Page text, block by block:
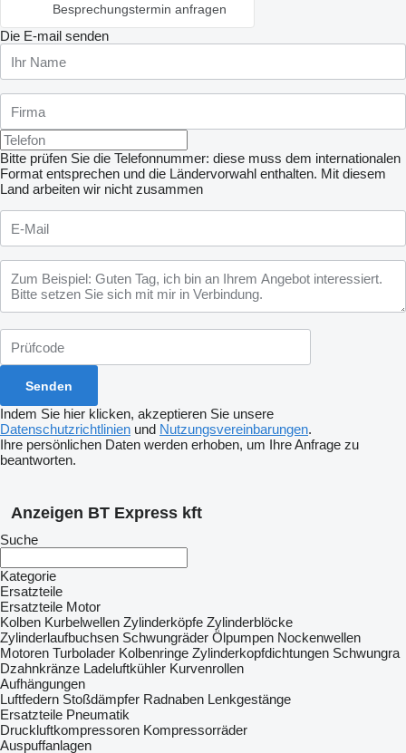
Besprechungstermin anfragen
Die E-mail senden
Bitte prüfen Sie die Telefonnummer: diese muss dem internationalen
Format entsprechen und die Ländervorwahl enthalten. Mit diesem
Land arbeiten wir nicht zusammen
Indem Sie hier klicken, akzeptieren Sie unsere
Datenschutzrichtlinien und Nutzungsvereinbarungen.
Ihre persönlichen Daten werden erhoben, um Ihre Anfrage zu
beantworten.
Anzeigen BT Express kft
Suche
Kategorie
Ersatzteile
Ersatzteile Motor
Kolben Kurbelwellen Zylinderköpfe Zylinderblöcke
Zylinderlaufbuchsen Schwungräder Ölpumpen Nockenwellen
Motoren Turbolader Kolbenringe Zylinderkopfdichtungen Schwungra
Dzahnkränze Ladeluftkühler Kurvenrollen
Aufhängungen
Luftfedern Stoßdämpfer Radnaben Lenkgestänge
Ersatzteile Pneumatik
Druckluftkompressoren Kompressorräder
Auspuffanlagen